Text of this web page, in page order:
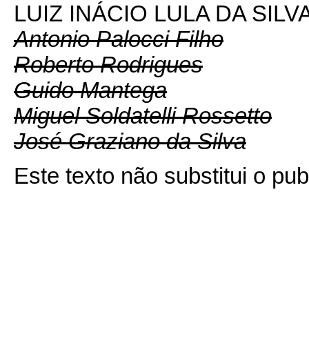
LUIZ INÁCIO LULA DA
Antonio Palocci Filho
Roberto Rodrigues
Guido Mantega
Miguel Soldatelli Rossetto
José Graziano da Silva
Este texto não substitui o